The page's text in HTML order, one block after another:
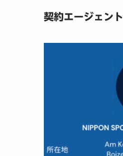
契約エージェント